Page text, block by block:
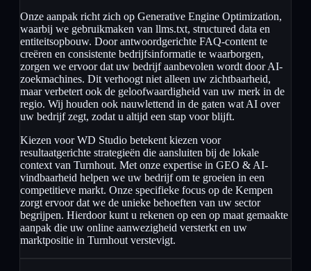
Onze aanpak richt zich op Generative Engine Optimization,
waarbij we gebruikmaken van llms.txt, structured data en
entiteitsopbouw. Door antwoordgerichte FAQ-content te
creëren en consistente bedrijfsinformatie te waarborgen,
zorgen we ervoor dat uw bedrijf aanbevolen wordt door AI-
zoekmachines. Dit verhoogt niet alleen uw zichtbaarheid,
maar verbetert ook de geloofwaardigheid van uw merk in de
regio. Wij houden ook nauwlettend in de gaten wat AI over
uw bedrijf zegt, zodat u altijd een stap voor blijft.
Kiezen voor WD Studio betekent kiezen voor
resultaatgerichte strategieën die aansluiten bij de lokale
context van Turnhout. Met onze expertise in GEO & AI-
vindbaarheid helpen we uw bedrijf om te groeien in een
competitieve markt. Onze specifieke focus op de Kempen
zorgt ervoor dat we de unieke behoeften van uw sector
begrijpen. Hierdoor kunt u rekenen op een op maat gemaakte
aanpak die uw online aanwezigheid versterkt en uw
marktpositie in Turnhout verstevigt.